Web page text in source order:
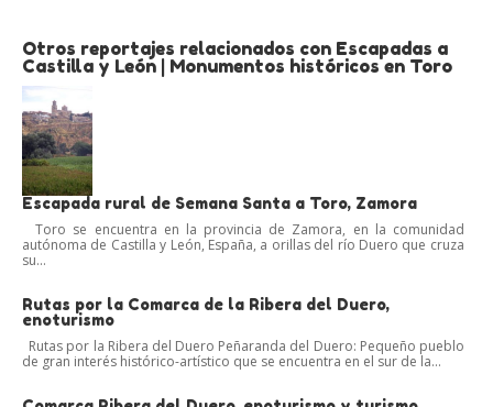
Otros reportajes relacionados con Escapadas a
Castilla y León | Monumentos históricos en Toro
Escapada rural de Semana Santa a Toro, Zamora
Toro se encuentra en la provincia de Zamora, en la comunidad
autónoma de Castilla y León, España, a orillas del río Duero que cruza
su...
Rutas por la Comarca de la Ribera del Duero,
enoturismo
Rutas por la Ribera del Duero Peñaranda del Duero: Pequeño pueblo
de gran interés histórico-artístico que se encuentra en el sur de la...